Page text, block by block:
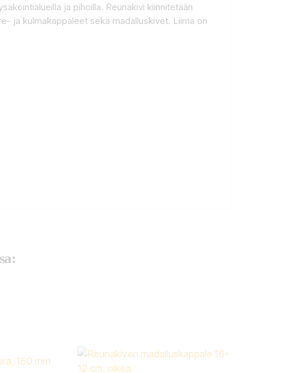
ja pihoilla. Reunakivi kiinnitetään
ja kulmakappaleet sekä madalluskivet. Liima on